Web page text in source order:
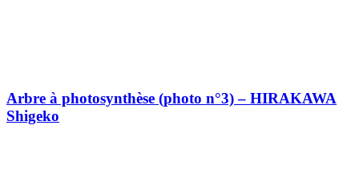
Arbre à photosynthèse (photo n°3) – HIRAKAWA
Shigeko